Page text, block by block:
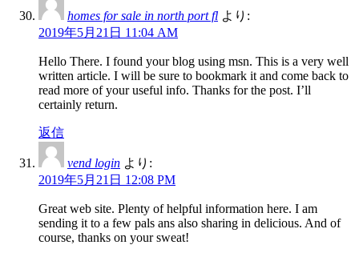
homes for sale in north port fl より:
2019年5月21日 11:04 AM
Hello There. I found your blog using msn. This is a very well
written article. I will be sure to bookmark it and come back to
read more of your useful info. Thanks for the post. I’ll
certainly return.
返信
vend login より:
2019年5月21日 12:08 PM
Great web site. Plenty of helpful information here. I am
sending it to a few pals ans also sharing in delicious. And of
course, thanks on your sweat!